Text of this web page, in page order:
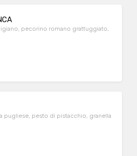
pecorino romano grattuggiato,
pugliese, pesto di pistacchio, granella